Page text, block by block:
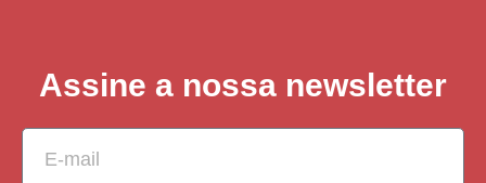
Assine a nossa newsletter